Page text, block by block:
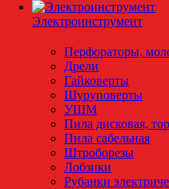
Электроинструмент
Перфораторы,
Дрели
Гайковерты
Шуруповерты
УШМ
Пила дисковая,
Пила сабельная
Штроборезы
Лобзики
Рубанки